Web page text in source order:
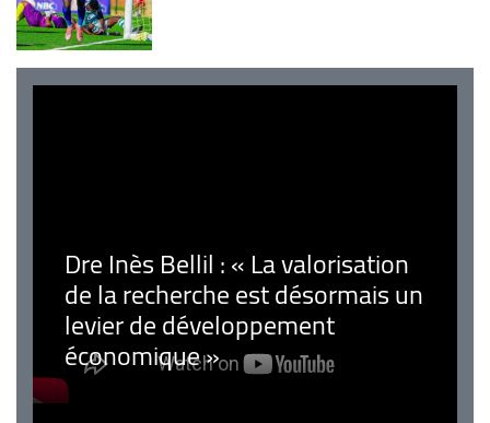
Dre Inès Bellil : « La valorisation
de la recherche est désormais un
levier de développement
économique »